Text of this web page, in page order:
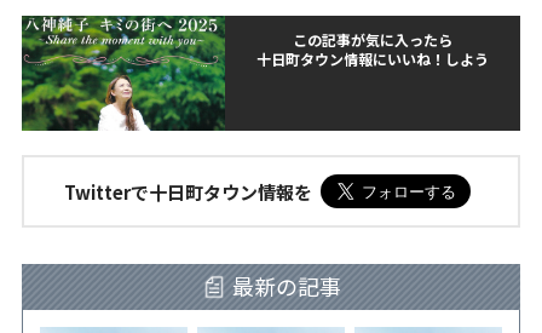
この記事が気に入ったら
十日町タウン情報にいいね！しよう
Twitterで十日町タウン情報を
最新の記事